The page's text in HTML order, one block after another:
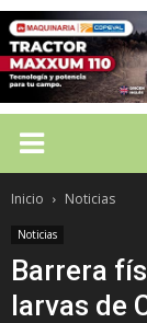
Inicio Noticias
Noticias
Barrera
larvas de